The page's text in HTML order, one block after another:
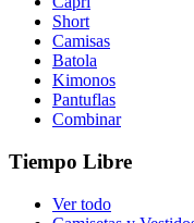
Short
Camisas
Batola
Kimonos
Pantuflas
Combinar
Tiempo Libre
Ver todo